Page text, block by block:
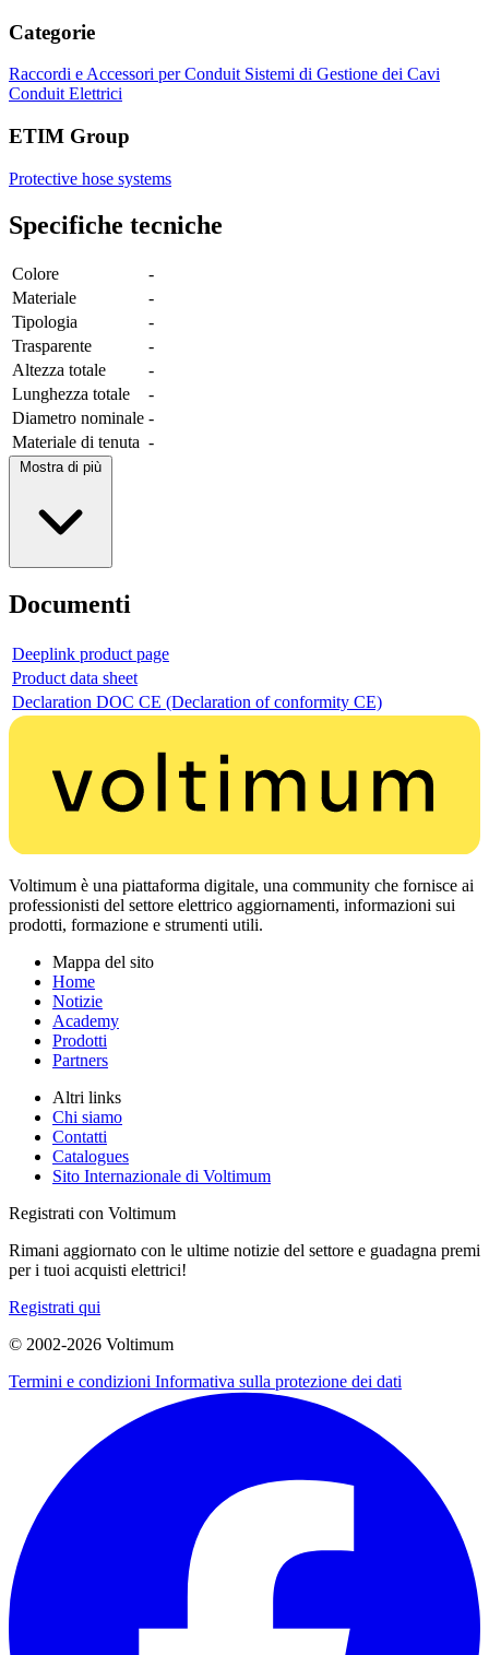
Categorie
Raccordi e Accessori per Conduit Sistemi di Gestione dei Cavi
Conduit Elettrici
ETIM Group
Protective hose systems
Specifiche tecniche
Colore
-
Materiale
-
Tipologia
-
Trasparente
-
Altezza totale
-
Lunghezza totale
-
Diametro nominale -
Materiale di tenuta -
Mostra di più
Documenti
Deeplink product page
Product data sheet
Declaration DOC CE (Declaration of conformity CE)
Voltimum è una piattaforma digitale, una community che fornisce ai
professionisti del settore elettrico aggiornamenti, informazioni sui
prodotti, formazione e strumenti utili.
Mappa del sito
Home
Notizie
Academy
Prodotti
Partners
Altri links
Chi siamo
Contatti
Catalogues
Sito Internazionale di Voltimum
Registrati con Voltimum
Rimani aggiornato con le ultime notizie del settore e guadagna premi
per i tuoi acquisti elettrici!
Registrati qui
© 2002-2026 Voltimum
Termini e condizioni Informativa sulla protezione dei dati